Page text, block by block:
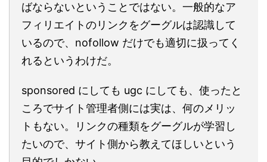
ばならないということではない。一般的なア
フィリエイトのリンクをグーグルは認識して
いるので、nofollow だけでも適切に扱ってく
れるというわけだ。
sponsored にしても ugc にしても、使ったと
ころでサイト管理者側には実は、何のメリッ
トもない。リンクの種類をグーグルが学習し
たいので、サイト側から教えてほしいという